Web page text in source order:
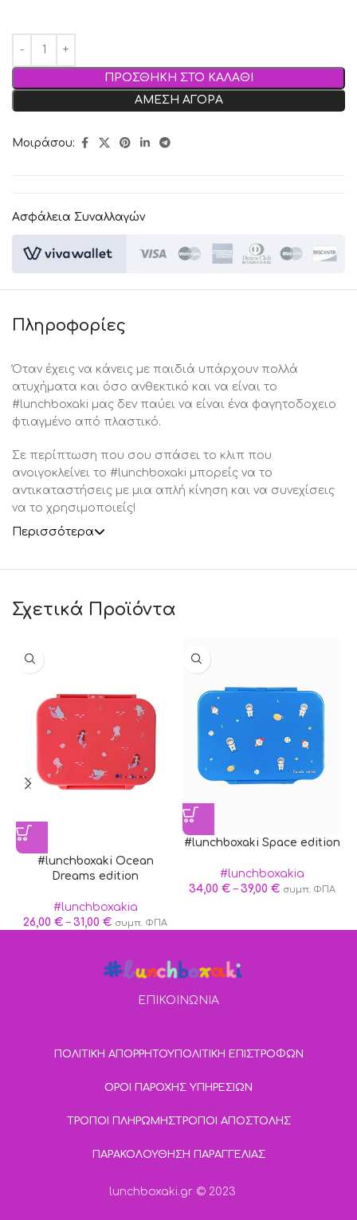
ΠΡΟΣΘΗΚΗ ΣΤΟ ΚΑΛΑΘΙ
ΑΜΕΣΗ ΑΓΟΡΑ
Μοιράσου:
Ασφάλεια Συναλλαγών
Πληροφορίες
Όταν έχεις να κάνεις με παιδιά υπάρχουν πολλά
ατυχήματα και όσο ανθεκτικό και να είναι το
#lunchboxaki μας δεν παύει να είναι ένα φαγητοδοχειο
φτιαγμένο από πλαστικό.
Σε περίπτωση που σου σπάσει το κλιπ που
ανοιγοκλείνει το #lunchboxaki μπορείς να το
αντικαταστήσεις με μια απλή κίνηση και να συνεχίσεις
να το χρησιμοποιείς!
Περισσότερα
Σχετικά Προϊόντα
#lunchboxaki Ocean
Dreams edition
#lunchboxakia
26,00 € – 31,00 € συμπ. ΦΠΑ
#lunchboxaki Space edition
#lunchboxakia
34,00 € – 39,00 € συμπ. ΦΠΑ
ΕΠΙΚΟΙΝΩΝΙΑ
ΠΟΛΙΤΙΚΗ ΑΠΟΡΡΗΤΟΥΠΟΛΙΤΙΚΗ ΕΠΙΣΤΡΟΦΩΝ
ΟΡΟΙ ΠΑΡΟΧΗΣ ΥΠΗΡΕΣΙΩΝ
ΤΡΟΠΟΙ ΠΛΗΡΩΜΗΣΤΡΟΠΟΙ ΑΠΟΣΤΟΛΗΣ
ΠΑΡΑΚΟΛΟΥΘΗΣΗ ΠΑΡΑΓΓΕΛΙΑΣ
lunchboxaki.gr © 2023